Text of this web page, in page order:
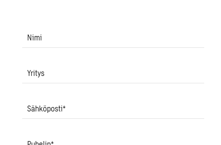
Nimi
Yritys
Sähköposti*